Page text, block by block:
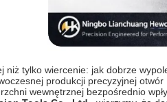
niż tylko wiercenie: jak dobrze
produkcji precyzyjnej
wewnętrznej bezpośrednio